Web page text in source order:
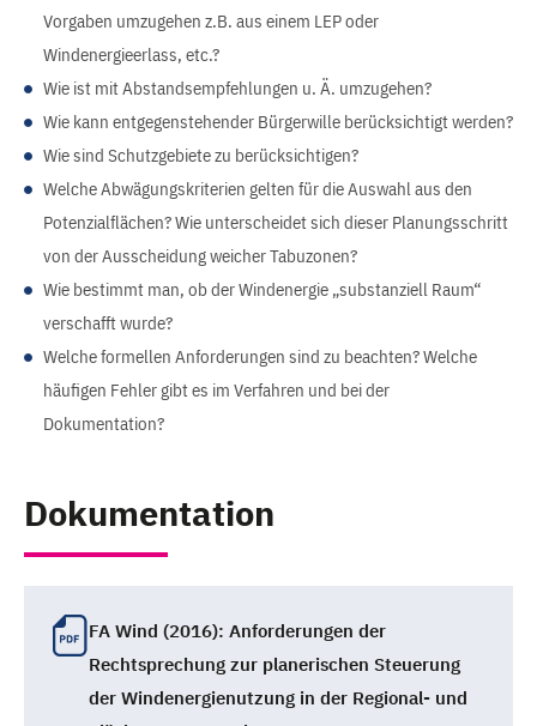
Vorgaben umzugehen z.B. aus einem LEP oder
Windenergieerlass, etc.?
Wie ist mit Abstandsempfehlungen u. Ä. umzugehen?
Wie kann entgegenstehender Bürgerwille berücksichtigt werden?
Wie sind Schutzgebiete zu berücksichtigen?
Welche Abwägungskriterien gelten für die Auswahl aus den
Potenzialflächen? Wie unterscheidet sich dieser Planungsschritt
von der Ausscheidung weicher Tabuzonen?
Wie bestimmt man, ob der Windenergie „substanziell Raum“
verschafft wurde?
Welche formellen Anforderungen sind zu beachten? Welche
häufigen Fehler gibt es im Verfahren und bei der
Dokumentation?
Dokumentation
FA Wind (2016): Anforderungen der
Rechtsprechung zur planerischen Steuerung
der Windenergienutzung in der Regional- und